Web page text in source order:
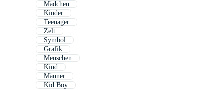
Mädchen
Kinder
Teenager
Zelt
Symbol
Grafik
Menschen
Kind
Männer
Kid Boy